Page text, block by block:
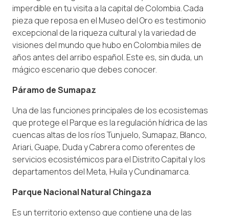
imperdible en tu visita a la capital de Colombia. Cada
pieza que reposa en el Museo del Oro es testimonio
excepcional de la riqueza cultural y la variedad de
visiones del mundo que hubo en Colombia miles de
años antes del arribo español. Este es, sin duda, un
mágico escenario que debes conocer.
Páramo de Sumapaz
Una de las funciones principales de los ecosistemas
que protege el Parque es la regulación hídrica de las
cuencas altas de los ríos Tunjuelo, Sumapaz, Blanco,
Ariari, Guape, Duda y Cabrera como oferentes de
servicios ecosistémicos para el Distrito Capital y los
departamentos del Meta, Huila y Cundinamarca.
Parque Nacional Natural Chingaza
Es un territorio extenso que contiene una de las